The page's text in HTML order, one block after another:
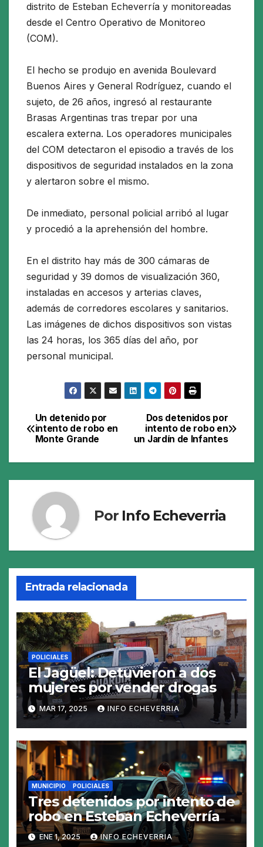
distrito de Esteban Echeverría y monitoreadas
desde el Centro Operativo de Monitoreo
(COM).
El hecho se produjo en avenida Boulevard
Buenos Aires y General Rodríguez, cuando el
sujeto, de 26 años, ingresó al restaurante
Brasas Argentinas tras trepar por una
escalera externa. Los operadores municipales
del COM detectaron el episodio a través de los
dispositivos de seguridad instalados en la zona
y alertaron sobre el mismo.
De inmediato, personal policial arribó al lugar
y procedió a la aprehensión del hombre.
En el distrito hay más de 300 cámaras de
seguridad y 39 domos de visualización 360,
instaladas en accesos y arterias claves,
además de corredores escolares y sanitarios.
Las imágenes de dichos dispositivos son vistas
las 24 horas, los 365 días del año, por
personal municipal.
Navegación
de
Dos detenidos por
intento de robo en
un Jardín de Infantes
Un detenido por
intento de robo en
Monte Grande
Por Info Echeverria
Entrada relacionada
POLICIALES
El Jagüel: Detuvieron a dos
mujeres por vender drogas
MAR 17, 2025 INFO ECHEVERRIA
MUNICIPIO POLICIALES
Tres detenidos por intento de
robo en Esteban Echeverría
ENE 1, 2025 INFO ECHEVERRIA